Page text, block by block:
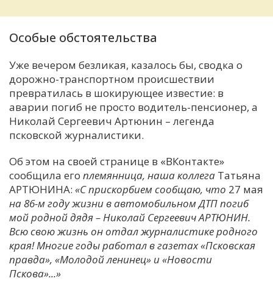
Особые обстоятельства
Уже вечером безликая, казалось бы, сводка о
дорожно-транспортном происшествии
превратилась в шокирующее известие: в
аварии погиб не просто водитель-пенсионер, а
Николай Сергеевич Артюнин – легенда
псковской журналистики.
Об этом на своей странице в «ВКонтакте»
сообщила его племянница, наша коллега Татьяна
АРТЮНИНА: «С прискорбием сообщаю, что 27 мая
на 86-м году жизни в автомобильном ДТП погиб
мой родной дядя – Николай Сергеевич АРТЮНИН.
Всю свою жизнь он отдал журналистике родного
края! Многие годы работал в газетах «Псковская
правда», «Молодой ленинец» и «Новости
Пскова»...»